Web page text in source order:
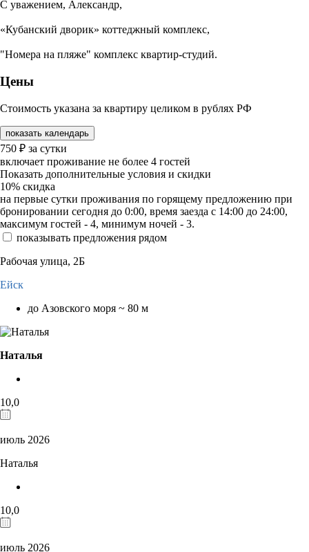
С уважением, Александр,
«Кубанский дворик» коттеджный комплекс,
"Номера на пляже" комплекс квартир-студий.
Цены
Стоимость указана за квартиру целиком в рублях РФ
показать календарь
750 ₽ за сутки
включает проживание не более 4 гостей
Показать дополнительные условия и скидки
10% скидка
на первые сутки проживания по горящему предложению при
бронировании сегодня до 0:00, время заезда с 14:00 до 24:00,
максимум гостей - 4, минимум ночей - 3.
показывать предложения рядом
Рабочая улица, 2Б
Ейск
до Азовского моря ~ 80 м
Наталья
10,0
июль 2026
Наталья
10,0
июль 2026